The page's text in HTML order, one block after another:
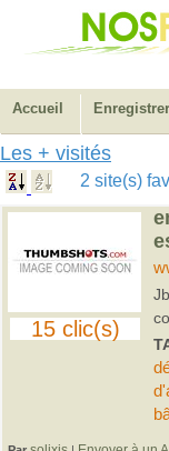
Accueil
Les + visités
2 site(s)
15 clic(s)